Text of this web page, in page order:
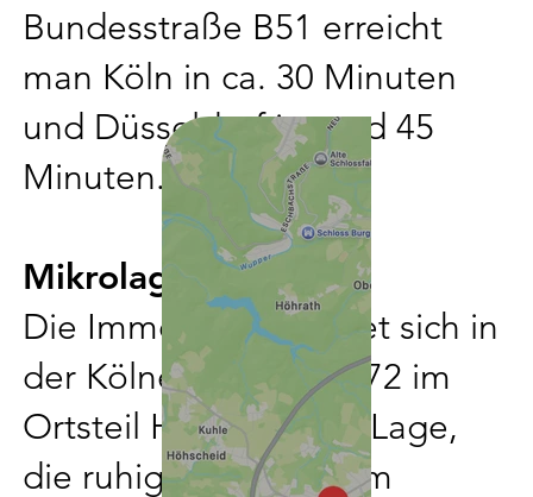
Bundesstraße B51 erreicht
man Köln in ca. 30 Minuten
und Düsseldorf in rund 45
Minuten.
Mikrolage
Die Immobilie befindet sich in
der Kölner Straße 70/72 im
Ortsteil Hilgen – eine Lage,
die ruhiges Wohnen im